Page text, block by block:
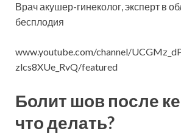
Врач акушер-гинеколог, эксперт в
бесплодия
www.youtube.com/channel/
zlcs8XUe_RvQ/featured
Болит шов после
что делать?